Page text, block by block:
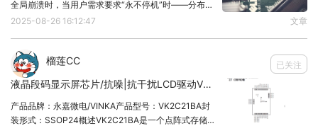
因为 CCM 模块里默认打开了 iomuxc_snvs_gpr 模
块的时钟，所以在用户代码里可以直接读写 GPR2 -
GPR0:
void
{
uint32_tflag =0x5aa55aa5;
全局崩溃时，当用户需求要求“永不停机”时——分布式
架构早已成为操作系统的默认选项。1、拒绝单点故障
2025-08-26 16:12:47 文章
榴莲CC 已关注
液晶段码显示屏芯片/抗噪|抗干扰LCD驱动VK2C21BA SSOP24
产品品牌：永嘉微电/VINKA产品型号：VK2C21BA封
装形式：SSOP24概述VK2C21BA是一个点阵式存储